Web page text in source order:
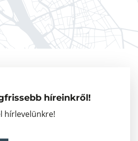
híreinkről!
hírlevelünkre!
Vendégkutatók
Partnerszervezetek